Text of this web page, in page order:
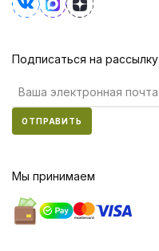
Подписаться на рассылку
ОТПРАВИТЬ
Мы принимаем